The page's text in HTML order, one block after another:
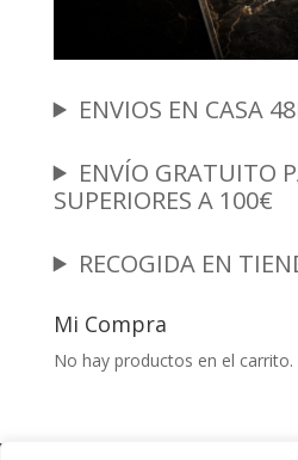
ENVIOS EN CASA
ENVÍO GRATUITO
SUPERIORES A 100€
RECOGIDA EN
Mi Compra
No hay productos en el carrito.